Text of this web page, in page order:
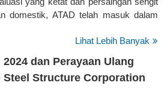
domestik, ATAD telah masuk dalam
Lihat Lebih Banyak
dan Perayaan Ulang
Steel Structure Corporation